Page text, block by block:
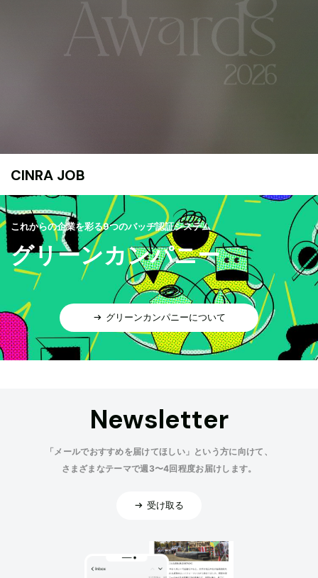
CINRA JOB
これからの企業を彩る9つのバッヂ認証システム
グリーンカンパニー
グリーンカンパニーについて
Newsletter
「メールでおすすめを届けてほしい」という方に向けて、
さまざまなテーマで週3〜4回程度お届けします。
受け取る